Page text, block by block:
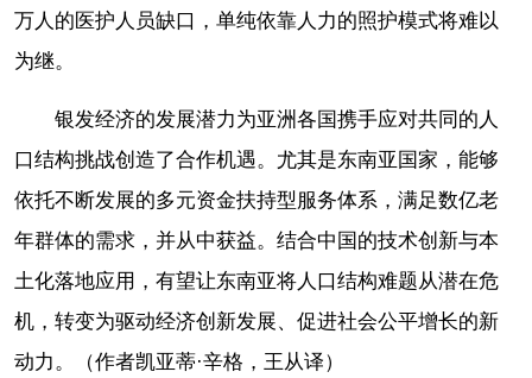
万人的医护人员缺口，单纯依靠人力的照护模式将难以
为继。
银发经济的发展潜力为亚洲各国携手应对共同的人
口结构挑战创造了合作机遇。尤其是东南亚国家，能够
依托不断发展的多元资金扶持型服务体系，满足数亿老
年群体的需求，并从中获益。结合中国的技术创新与本
土化落地应用，有望让东南亚将人口结构难题从潜在危
机，转变为驱动经济创新发展、促进社会公平增长的新
动力。（作者凯亚蒂·辛格，王从译）